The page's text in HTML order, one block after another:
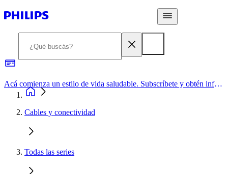
Acá comienza un estilo de vida saludable. Subscríbete y obtén información de primera mano
Cables y conectividad
Todas las series